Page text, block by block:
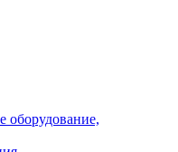
оборудование,